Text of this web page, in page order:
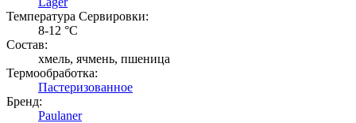
Температура Cервировки:
8-12 °С
Состав:
хмель, ячмень, пшеница
Термообработка:
Пастеризованное
Бренд:
Paulaner